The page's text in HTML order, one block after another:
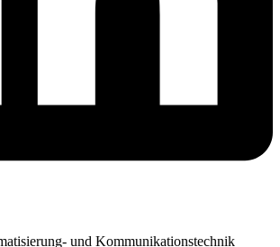
und Kommunikationstechnik